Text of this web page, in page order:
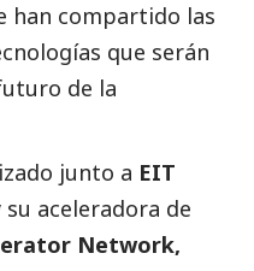
han compartido las
que serán
de la
junto a EIT
aceleradora de
Network,